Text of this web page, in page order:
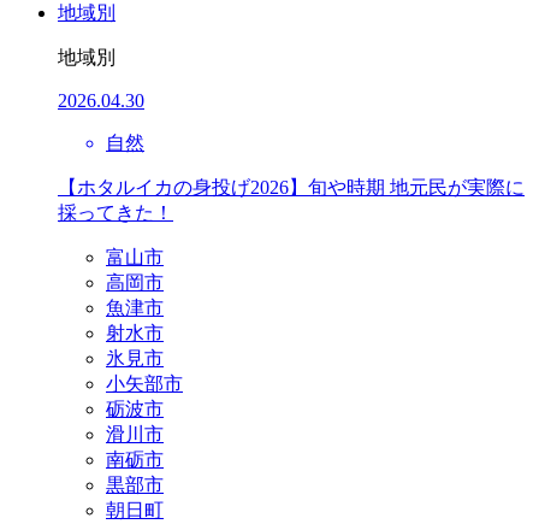
地域別
地域別
2026.04.30
自然
【ホタルイカの身投げ2026】旬や時期 地元民が実際に
採ってきた！
富山市
高岡市
魚津市
射水市
氷見市
小矢部市
砺波市
滑川市
南砺市
黒部市
朝日町